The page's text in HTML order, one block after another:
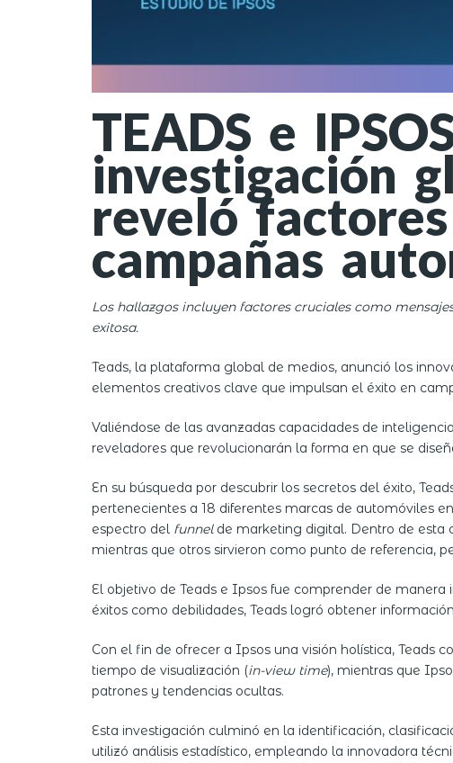
TEADS e
investigación
reveló
campañas
Los hallazgos incluyen factores cruciales como
exitosa.
Teads, la plataforma global de medios, anunció los
elementos creativos clave que impulsan el éxito en
Valiéndose de las avanzadas capacidades de
reveladores que revolucionarán la forma en que se
En su búsqueda por descubrir los secretos del éxito,
pertenecientes a 18 diferentes marcas de automóviles
espectro del funnelde marketing digital. Dentro de esta
mientras que otros sirvieron como punto de referencia,
El objetivo de Teads e Ipsos fue comprender de
éxitos como debilidades, Teads logró obtener
Con el fin de ofrecer a Ipsos una visión holística, Teads
tiempo de visualización (in-view time), mientras que
patrones y tendencias ocultas.
Esta investigación culminó en la identificación,
utilizó análisis estadístico, empleando la innovadora